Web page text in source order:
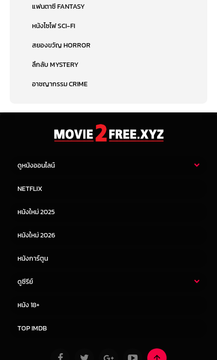
แฟนตาซี FANTASY
หนังไซไฟ SCI-FI
สยองขวัญ HORROR
ลึกลับ MYSTERY
อาชญากรรม CRIME
ดูหนังออนไลน์
หนังจีน
NETFLIX
หนังใหม่ 2025
หนังใหม่ 2026
หนังการ์ตูน
ดูซีรีย์
หนัง 18+
TOP IMDB